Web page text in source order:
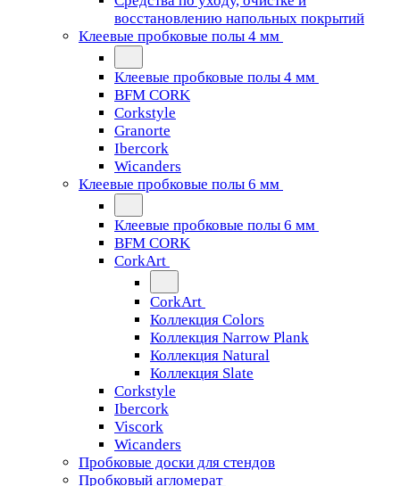
восстановлению напольных покрытий
Клеевые пробковые полы 4 мм
Клеевые пробковые полы 4 мм
BFM CORK
Corkstyle
Granorte
Ibercork
Wicanders
Клеевые пробковые полы 6 мм
Клеевые пробковые полы 6 мм
BFM CORK
CorkArt
CorkArt
Коллекция Colors
Коллекция Narrow Plank
Коллекция Natural
Коллекция Slate
Corkstyle
Ibercork
Viscork
Wicanders
Пробковые доски для стендов
Пробковый агломерат